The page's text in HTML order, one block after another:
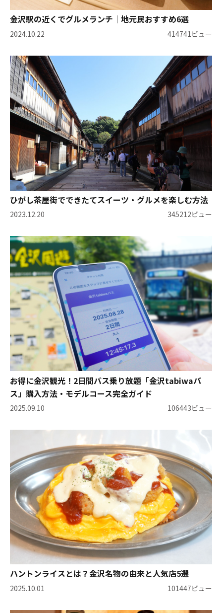
金沢駅の近くでグルメランチ｜地元民おすすめ6選
2024.10.22 414741ビュー
ひがし茶屋街でできたてスイーツ・グルメを楽しむ方法
2023.12.20 345212ビュー
お得に金沢観光！2日間バス乗り放題「金沢tabiwaパ
ス」購入方法・モデルコース完全ガイド
2025.09.10 106443ビュー
ハントンライスとは？金沢名物の由来と人気店5選
2025.10.01 101447ビュー